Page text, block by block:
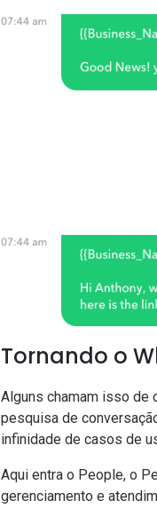
Tornando o
Alguns chamam isso de
pesquisa de
infinidade de casos de
Aqui entra o People, o
gerenciamento e